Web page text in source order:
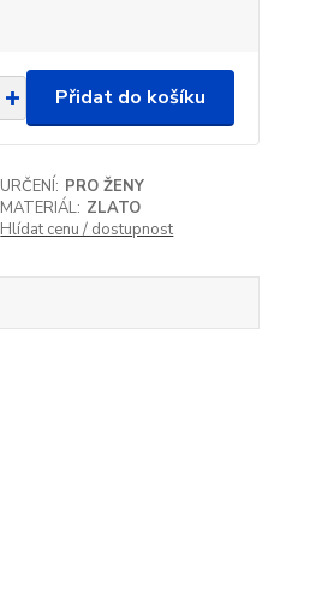
Přidat do košíku
URČENÍ: PRO ŽENY
MATERIÁL: ZLATO
Hlídat cenu / dostupnost